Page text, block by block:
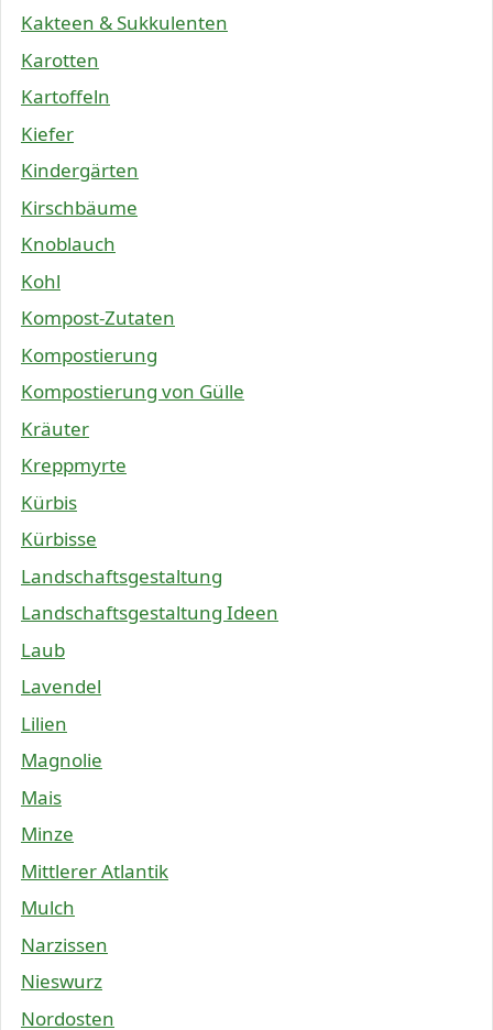
Kakteen & Sukkulenten
Karotten
Kartoffeln
Kiefer
Kindergärten
Kirschbäume
Knoblauch
Kohl
Kompost-Zutaten
Kompostierung
Kompostierung von Gülle
Kräuter
Kreppmyrte
Kürbis
Kürbisse
Landschaftsgestaltung
Landschaftsgestaltung Ideen
Laub
Lavendel
Lilien
Magnolie
Mais
Minze
Mittlerer Atlantik
Mulch
Narzissen
Nieswurz
Nordosten